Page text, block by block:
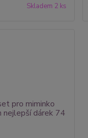
Skladem 2 ks